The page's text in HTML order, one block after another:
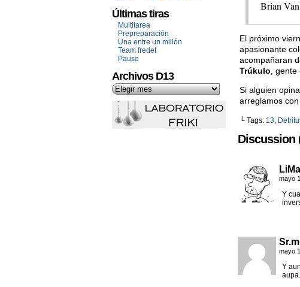
Últimas tiras
Multitarea
Prepreparación
Una entre un millón
Team fredet
Pause
Archivos D13
Brian
El próximo
apasionante
acompañaran
Trúkulo ,
Si alguien
arreglamos
└ Tags: 13,
Discussion
mayo
Y
mayo
Y
aupa.